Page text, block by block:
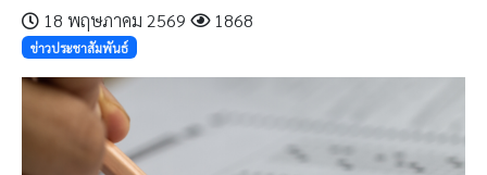
18 พฤษภาคม 2569
1868
ข่าวประชาสัมพันธ์